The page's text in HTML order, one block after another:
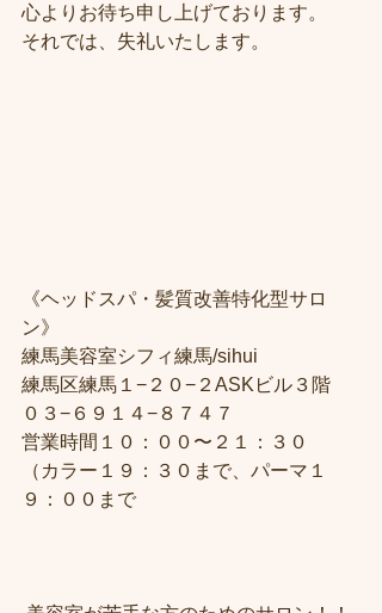
心よりお待ち申し上げております。
それでは、失礼いたします。
《ヘッドスパ・髪質改善特化型サロ
ン》
練馬美容室シフィ練馬/sihui
練馬区練馬１−２０−２ASKビル３階
０３−６９１４−８７４７
営業時間１０：００〜２１：３０
（カラー１９：３０まで、パーマ１
９：００まで